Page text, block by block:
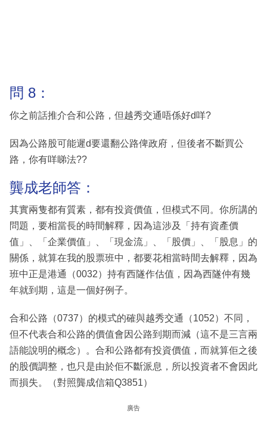
問 8：
你之前話推介合和公路，但越秀交通唔係好d咩?
因為公路股可能遲d要還翻公路俾政府，但後者不斷買公
路，你有咩睇法??
龔成老師答：
其實兩隻都有質素，都有投資價值，但模式不同。你所講的
問題，要相當長的時間解釋，因為這涉及「持有資產價
值」、「企業價值」、「現金流」、「股價」、「股息」的
關係，就算在我的股票班中，都要花相當時間去解釋，因為
班中正是港通（0032）持有西隧作估值，因為西隧仲有幾
年就到期，這是一個好例子。
合和公路（0737）的模式的確與越秀交通（1052）不同，
但不代表合和公路的價值會因公路到期而減（這不是三言兩
語能說明的概念）。合和公路都有投資價值，而就算佢之後
的股價調整，也只是由於佢不斷派息，所以投資者不會因此
而損失。（對照龔成信箱Q3851）
廣告